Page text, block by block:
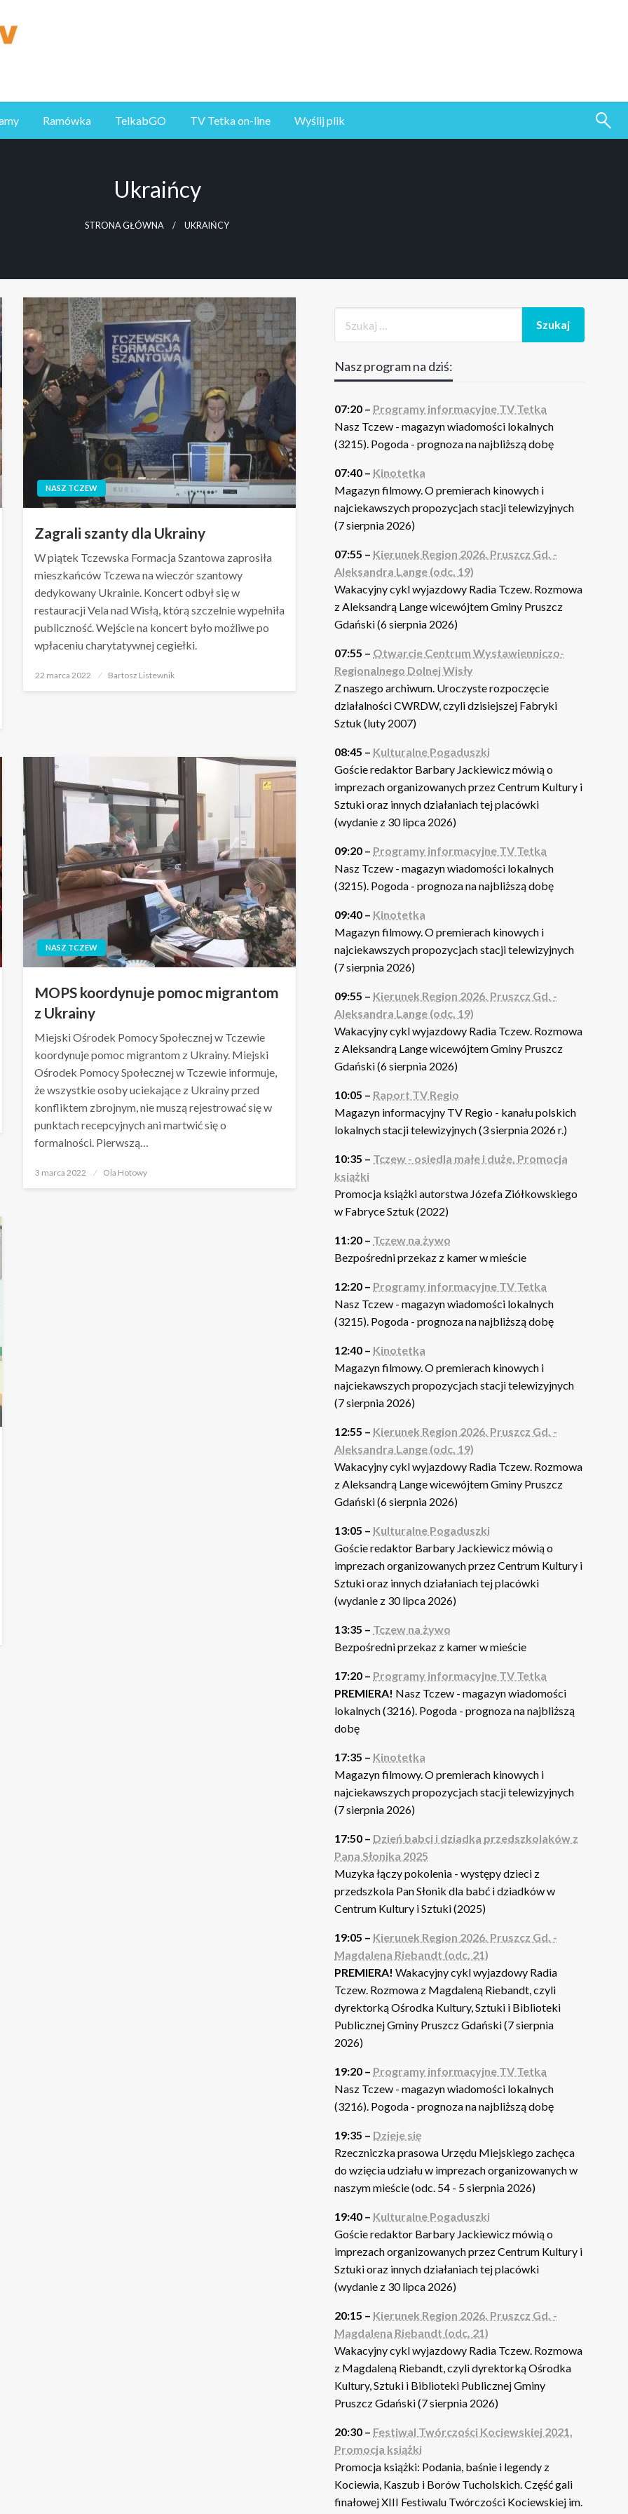
Ramówka TelkabGO TV Tetka on-line Wyślij plik
Ukraińcy
STRONA GŁÓWNA UKRAIŃCY
NASZ TCZEW
Zagrali szanty dla Ukrainy
W piątek Tczewska Formacja Szantowa zaprosiła
mieszkańców Tczewa na wieczór szantowy
dedykowany Ukrainie. Koncert odbył się w
restauracji Vela nad Wisłą, którą szczelnie wypełniła
publiczność. Wejście na koncert było możliwe po
wpłaceniu charytatywnej cegiełki.
Opublikowane
22 marca 2022 Bartosz Listewnik
NASZ TCZEW
MOPS koordynuje pomoc migrantom
z Ukrainy
Miejski Ośrodek Pomocy Społecznej w Tczewie
koordynuje pomoc migrantom z Ukrainy. Miejski
Ośrodek Pomocy Społecznej w Tczewie informuje,
że wszystkie osoby uciekające z Ukrainy przed
konfliktem zbrojnym, nie muszą rejestrować się w
punktach recepcyjnych ani martwić się o
formalności. Pierwszą…
Opublikowane
3 marca 2022 Ola Hotowy
Nasz program na dziś:
07:20 – Programy informacyjne TV Tetka
Nasz Tczew - magazyn wiadomości lokalnych
(3215). Pogoda - prognoza na najbliższą dobę
07:40 – Kinotetka
Magazyn filmowy. O premierach kinowych i
najciekawszych propozycjach stacji telewizyjnych
(7 sierpnia 2026)
07:55 – Kierunek Region 2026. Pruszcz Gd. -
Aleksandra Lange (odc. 19)
Wakacyjny cykl wyjazdowy Radia Tczew. Rozmowa
z Aleksandrą Lange wicewójtem Gminy Pruszcz
Gdański (6 sierpnia 2026)
07:55 – Otwarcie Centrum Wystawienniczo-
Regionalnego Dolnej Wisły
Z naszego archiwum. Uroczyste rozpoczęcie
działalności CWRDW, czyli dzisiejszej Fabryki
Sztuk (luty 2007)
08:45 – Kulturalne Pogaduszki
Goście redaktor Barbary Jackiewicz mówią o
imprezach organizowanych przez Centrum Kultury i
Sztuki oraz innych działaniach tej placówki
(wydanie z 30 lipca 2026)
09:20 – Programy informacyjne TV Tetka
Nasz Tczew - magazyn wiadomości lokalnych
(3215). Pogoda - prognoza na najbliższą dobę
09:40 – Kinotetka
Magazyn filmowy. O premierach kinowych i
najciekawszych propozycjach stacji telewizyjnych
(7 sierpnia 2026)
09:55 – Kierunek Region 2026. Pruszcz Gd. -
Aleksandra Lange (odc. 19)
Wakacyjny cykl wyjazdowy Radia Tczew. Rozmowa
z Aleksandrą Lange wicewójtem Gminy Pruszcz
Gdański (6 sierpnia 2026)
10:05 – Raport TV Regio
Magazyn informacyjny TV Regio - kanału polskich
lokalnych stacji telewizyjnych (3 sierpnia 2026 r.)
10:35 – Tczew - osiedla małe i duże. Promocja
książki
Promocja książki autorstwa Józefa Ziółkowskiego
w Fabryce Sztuk (2022)
11:20 – Tczew na żywo
Bezpośredni przekaz z kamer w mieście
12:20 – Programy informacyjne TV Tetka
Nasz Tczew - magazyn wiadomości lokalnych
(3215). Pogoda - prognoza na najbliższą dobę
12:40 – Kinotetka
Magazyn filmowy. O premierach kinowych i
najciekawszych propozycjach stacji telewizyjnych
(7 sierpnia 2026)
12:55 – Kierunek Region 2026. Pruszcz Gd. -
Aleksandra Lange (odc. 19)
Wakacyjny cykl wyjazdowy Radia Tczew. Rozmowa
z Aleksandrą Lange wicewójtem Gminy Pruszcz
Gdański (6 sierpnia 2026)
13:05 – Kulturalne Pogaduszki
Goście redaktor Barbary Jackiewicz mówią o
imprezach organizowanych przez Centrum Kultury i
Sztuki oraz innych działaniach tej placówki
(wydanie z 30 lipca 2026)
13:35 – Tczew na żywo
Bezpośredni przekaz z kamer w mieście
17:20 – Programy informacyjne TV Tetka
PREMIERA! Nasz Tczew - magazyn wiadomości
lokalnych (3216). Pogoda - prognoza na najbliższą
dobę
17:35 – Kinotetka
Magazyn filmowy. O premierach kinowych i
najciekawszych propozycjach stacji telewizyjnych
(7 sierpnia 2026)
17:50 – Dzień babci i dziadka przedszkolaków z
Pana Słonika 2025
Muzyka łączy pokolenia - występy dzieci z
przedszkola Pan Słonik dla babć i dziadków w
Centrum Kultury i Sztuki (2025)
19:05 – Kierunek Region 2026. Pruszcz Gd. -
Magdalena Riebandt (odc. 21)
PREMIERA! Wakacyjny cykl wyjazdowy Radia
Tczew. Rozmowa z Magdaleną Riebandt, czyli
dyrektorką Ośrodka Kultury, Sztuki i Biblioteki
Publicznej Gminy Pruszcz Gdański (7 sierpnia
2026)
19:20 – Programy informacyjne TV Tetka
Nasz Tczew - magazyn wiadomości lokalnych
(3216). Pogoda - prognoza na najbliższą dobę
19:35 – Dzieje się
Rzeczniczka prasowa Urzędu Miejskiego zachęca
do wzięcia udziału w imprezach organizowanych w
naszym mieście (odc. 54 - 5 sierpnia 2026)
19:40 – Kulturalne Pogaduszki
Goście redaktor Barbary Jackiewicz mówią o
imprezach organizowanych przez Centrum Kultury i
Sztuki oraz innych działaniach tej placówki
(wydanie z 30 lipca 2026)
20:15 – Kierunek Region 2026. Pruszcz Gd. -
Magdalena Riebandt (odc. 21)
Wakacyjny cykl wyjazdowy Radia Tczew. Rozmowa
z Magdaleną Riebandt, czyli dyrektorką Ośrodka
Kultury, Sztuki i Biblioteki Publicznej Gminy
Pruszcz Gdański (7 sierpnia 2026)
20:30 – Festiwal Twórczości Kociewskiej 2021.
Promocja książki
Promocja książki: Podania, baśnie i legendy z
Kociewia, Kaszub i Borów Tucholskich. Część gali
finałowej XIII Festiwalu Twórczości Kociewskiej im.